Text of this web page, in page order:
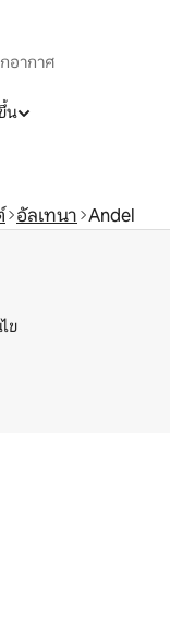
อากาศ
น
อัลเทนา Andel
ข